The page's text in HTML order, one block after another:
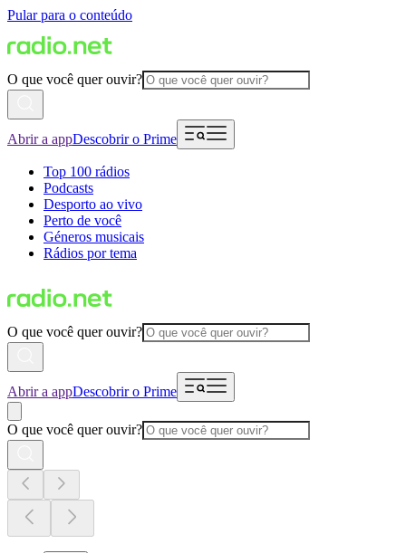
Pular para o conteúdo
O que você quer ouvir?
Abrir a appDescobrir o Prime
Top 100 rádios
Podcasts
Desporto ao vivo
Perto de você
Géneros musicais
Rádios por tema
O que você quer ouvir?
Abrir a appDescobrir o Prime
O que você quer ouvir?